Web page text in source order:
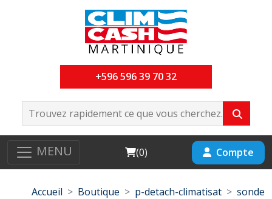
+596 596 39 70 32
MENU Cart
(0) Compte
Accueil Boutique p-detach-climatisat
sonde